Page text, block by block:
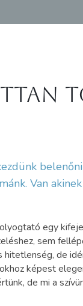
Van
egy
sem
de
képest
de mi a